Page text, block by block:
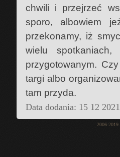
chwili i przejrzeć
sporo, albowiem
przekonamy, iż
wielu
przygotowanym.
targi albo
tam przyda.
Data dodania: 15 12
2006-